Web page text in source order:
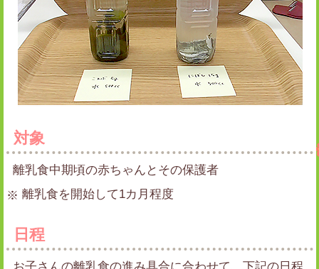
対象
離乳食中期頃の赤ちゃんとその保護者
離乳食を開始して1カ月程度
日程